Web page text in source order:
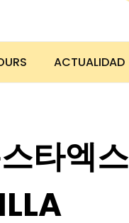
ACTUALIDAD
타엑스